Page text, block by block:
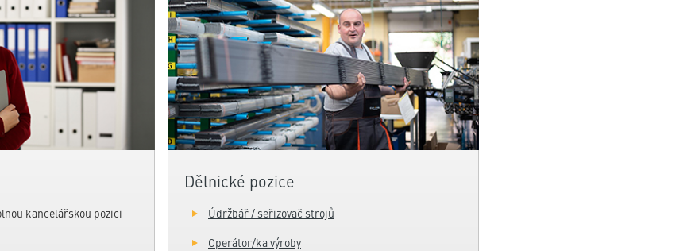
kancelářskou pozici
Dělnické pozice
Údržbář / seřizovač strojů
Operátor/ka výroby